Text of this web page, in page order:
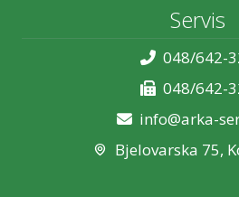
Servis
048/642-
048/642-
info@arka-
Bjelovarska 75,